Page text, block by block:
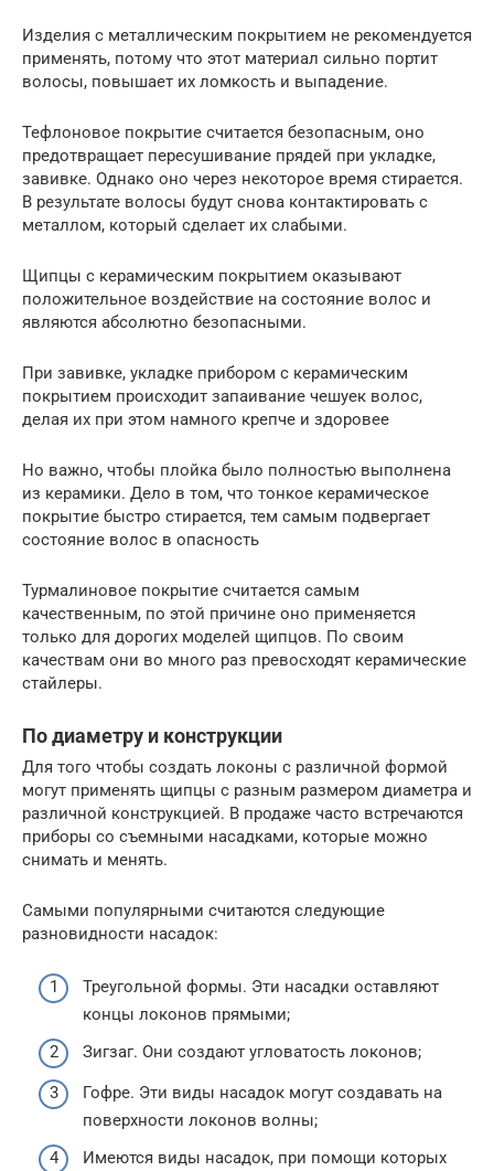
Изделия с металлическим покрытием не рекомендуется
применять, потому что этот материал сильно портит
волосы, повышает их ломкость и выпадение.
Тефлоновое покрытие считается безопасным, оно
предотвращает пересушивание прядей при укладке,
завивке. Однако оно через некоторое время стирается.
В результате волосы будут снова контактировать с
металлом, который сделает их слабыми.
Щипцы с керамическим покрытием оказывают
положительное воздействие на состояние волос и
являются абсолютно безопасными.
При завивке, укладке прибором с керамическим
покрытием происходит запаивание чешуек волос,
делая их при этом намного крепче и здоровее
Но важно, чтобы плойка было полностью выполнена
из керамики. Дело в том, что тонкое керамическое
покрытие быстро стирается, тем самым подвергает
состояние волос в опасность
Турмалиновое покрытие считается самым
качественным, по этой причине оно применяется
только для дорогих моделей щипцов. По своим
качествам они во много раз превосходят керамические
стайлеры.
По диаметру и конструкции
Для того чтобы создать локоны с различной формой
могут применять щипцы с разным размером диаметра и
различной конструкцией. В продаже часто встречаются
приборы со съемными насадками, которые можно
снимать и менять.
Самыми популярными считаются следующие
разновидности насадок:
Треугольной формы. Эти насадки оставляют
концы локонов прямыми;
Зигзаг. Они создают угловатость локонов;
Гофре. Эти виды насадок могут создавать на
поверхности локонов волны;
Имеются виды насадок, при помощи которых